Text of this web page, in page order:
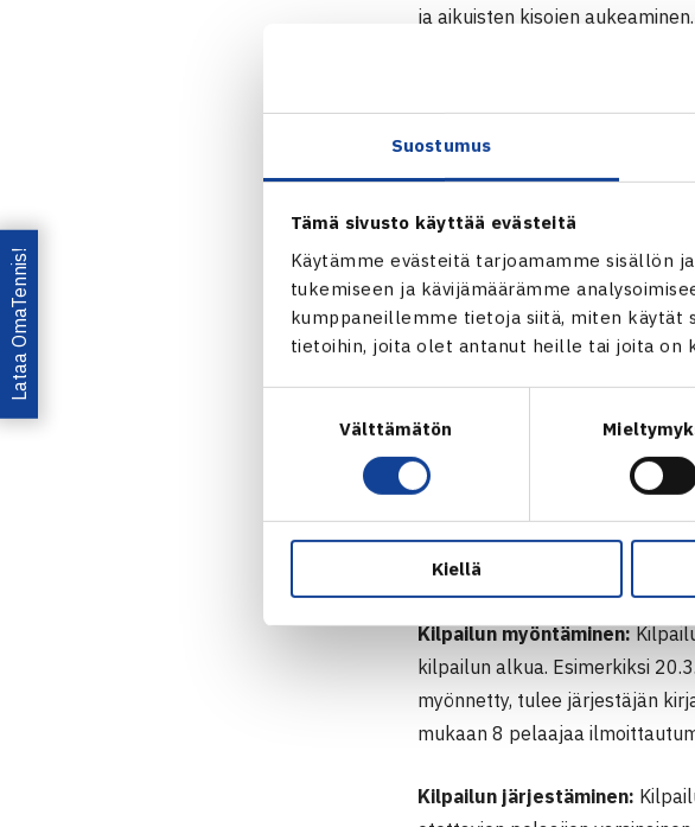
Suostumus
Tämä sivusto käyttää evästeitä
Käytämme evästeitä tarjoamamme sisällön
tukemiseen ja kävijämäärämme
kumppaneillemme tietoja siitä, miten käytät
tietoihin, joita olet antanut heille tai joita on
Välttämätön
Kiellä
ja aikuisten kisojen aukeaminen.
8 pelaajan cup-kaavio
– Sijoitetaan kaksi
– Kaavio pelataan kahteen
– Fast4-säännöllä
– Varauduttava pelaamaan
Pelattaessa puolen päivän
sairaanhoitopiiri, jonka sisältä
sulkeisiin mikä sairaanhoitopiiri
sairaanhoitopiiri)
Kilpailun myöntäminen:
kilpailun alkua. Esimerkiksi
myönnetty, tulee järjestäjän
mukaan 8 pelaajaa
Kilpailun järjestäminen:
Lataa OmaTennis!